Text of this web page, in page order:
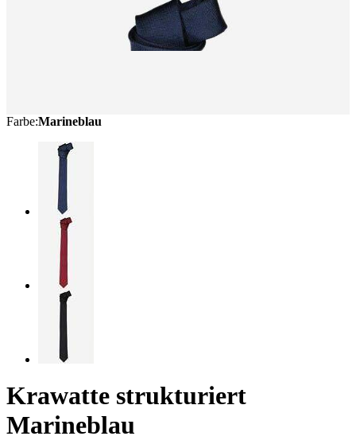
Farbe:Marineblau
Krawatte strukturiert
Marineblau